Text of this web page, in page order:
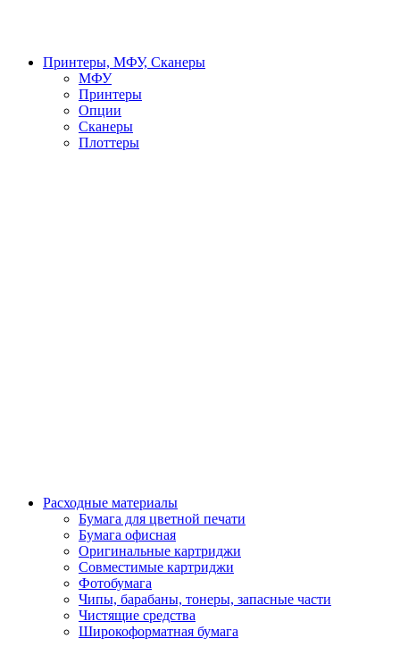
Принтеры, МФУ, Сканеры
МФУ
Принтеры
Опции
Сканеры
Плоттеры
Расходные материалы
Бумага для цветной печати
Бумага офисная
Оригинальные картриджи
Совместимые картриджи
Фотобумага
Чипы, барабаны, тонеры, запасные части
Чистящие средства
Широкоформатная бумага